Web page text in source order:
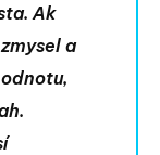
Ak
a